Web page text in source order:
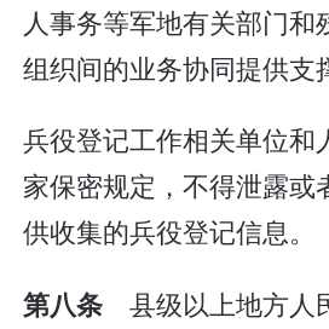
人事务等军地有关部门和
组织间的业务协同提供支
兵役登记工作相关单位和
家保密规定，不得泄露或
供收集的兵役登记信息。
第八条县级以上地方人